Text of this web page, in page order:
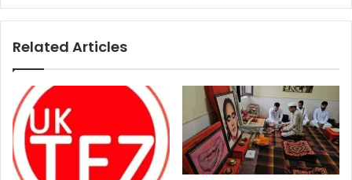
Related Articles